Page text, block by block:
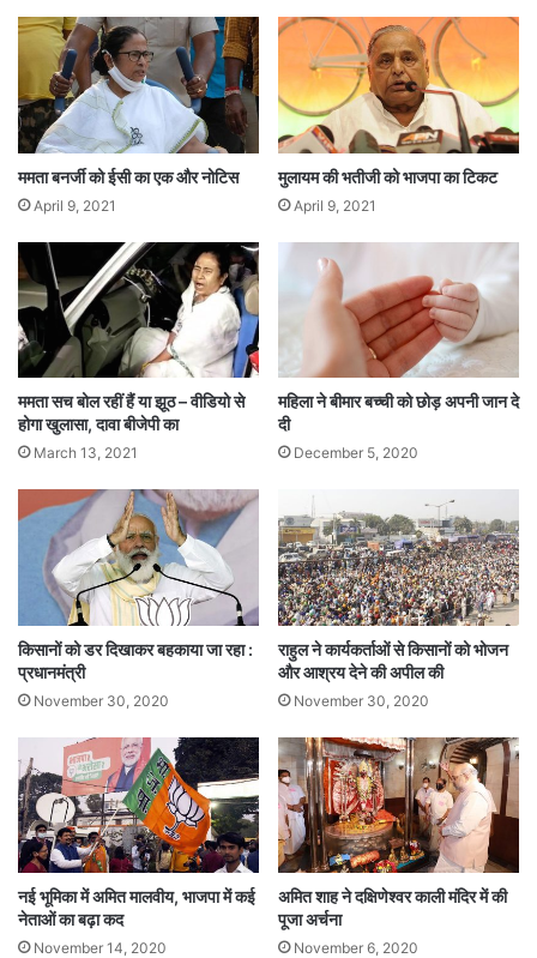
ममता बनर्जी को ईसी का एक और नोटिस
April 9, 2021
मुलायम की भतीजी को भाजपा का टिकट
April 9, 2021
ममता सच बोल रहीं हैं या झूठ – वीडियो से
होगा खुलासा, दावा बीजेपी का
March 13, 2021
महिला ने बीमार बच्ची को छोड़ अपनी जान दे
दी
December 5, 2020
किसानों को डर दिखाकर बहकाया जा रहा :
प्रधानमंत्री
November 30, 2020
राहुल ने कार्यकर्ताओं से किसानों को भोजन
और आश्रय देने की अपील की
November 30, 2020
नई भूमिका में अमित मालवीय, भाजपा में कई
नेताओं का बढ़ा कद
November 14, 2020
अमित शाह ने दक्षिणेश्वर काली मंदिर में की
पूजा अर्चना
November 6, 2020